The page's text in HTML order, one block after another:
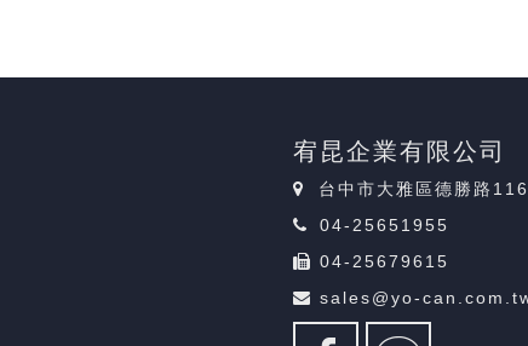
宥昆企業有限公司
台中市大雅區德勝路
04-25651955
04-25679615
sales@yo-